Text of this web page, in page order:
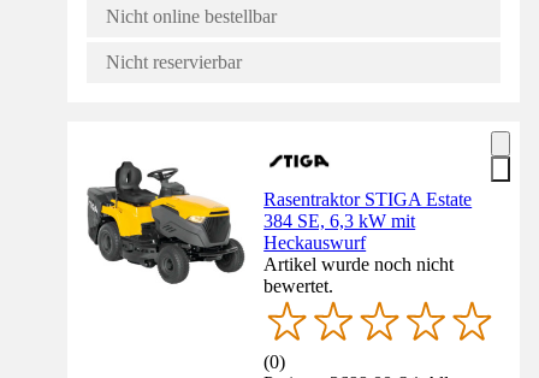
Nicht online bestellbar
Nicht reservierbar
Rasentraktor STIGA Estate
384 SE, 6,3 kW mit
Heckauswurf
Artikel wurde noch nicht
bewertet.
(0)